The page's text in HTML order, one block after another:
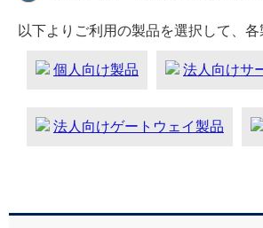
以下よりご利用の製品を選択して、
個人向け製品 法人向けサ
法人向けゲートウェイ製品